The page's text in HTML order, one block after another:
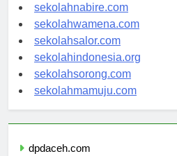
sekolahmanokwari.com
sekolahnabire.com
sekolahwamena.com
sekolahsalor.com
sekolahindonesia.org
sekolahsorong.com